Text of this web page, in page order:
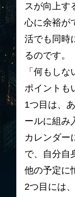
スが向上す
心に余裕が
活でも同時
るのです。
「何もし
ポイントも
1つ目は、
ールに組み
カレンダー
で、自分自
他の予定に
2つ目には